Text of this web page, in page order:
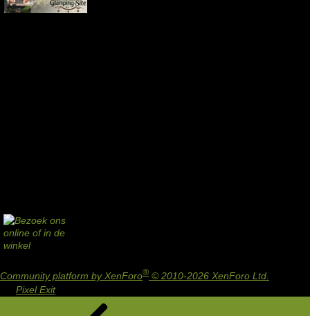
Community platform by XenForo® © 2010-2026 XenForo Ltd.
Pixel Exit